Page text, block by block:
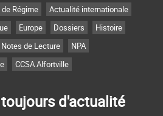
Régime
Actualité internationale
Europe Dossiers
Histoire
Notes de Lecture
NPA
CCSA Alfortville
d'actualité